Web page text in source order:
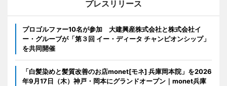
プレスリリース
プロゴルファー10名が参加 大建興産株式会社と株式会社イ
ー・グルーブが「第３回 イー・ディータ チャンピオンシップ」
を共同開催
「白髪染めと髪質改善のお店monet[モネ] 兵庫岡本院」を2026
年9月17日（木）神戸・岡本にグランドオープン｜monet兵庫